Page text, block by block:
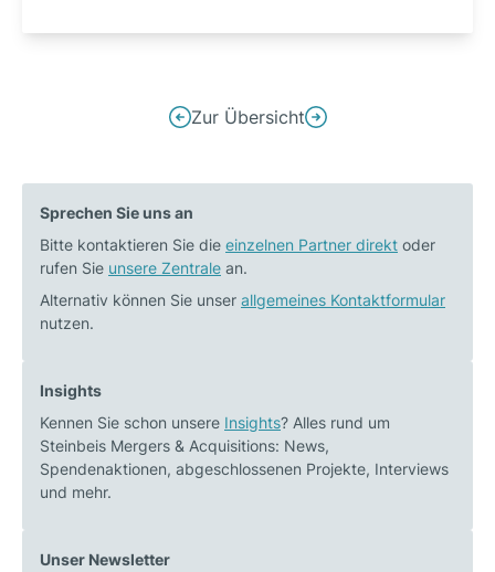
für
Immobilientransaktionen
der
Vision
Zur Übersicht
Healthcare-
bewegt:
und
Ausblick
Sprechen Sie uns an
Bitte kontaktieren Sie die einzelnen Partner direkt oder
rufen Sie unsere Zentrale an.
Alternativ können Sie unser allgemeines Kontaktformular
nutzen.
Insights
Kennen Sie schon unsere Insights? Alles rund um
Steinbeis Mergers & Acquisitions: News,
Spendenaktionen, abgeschlossenen Projekte, Interviews
und mehr.
Unser Newsletter